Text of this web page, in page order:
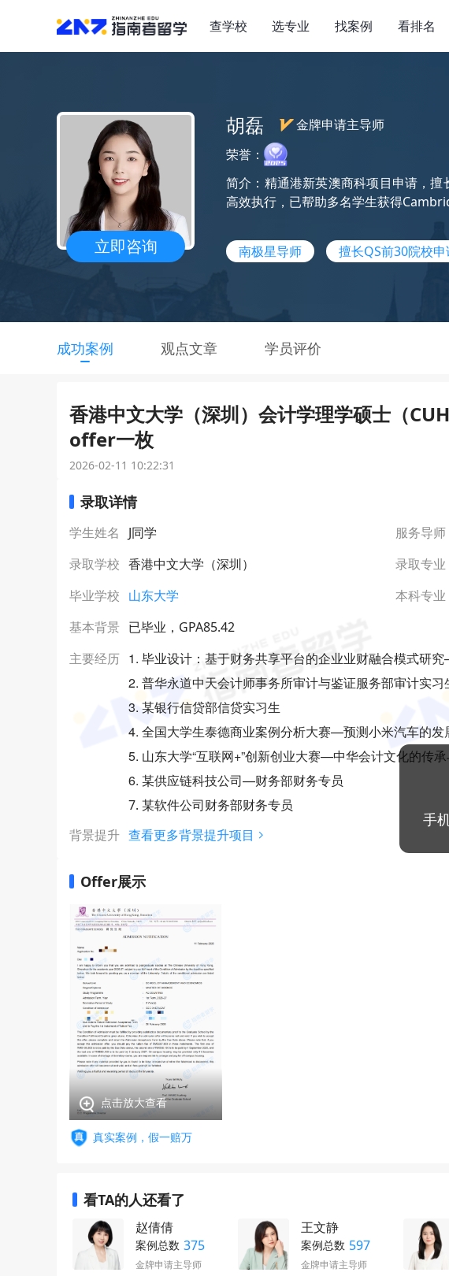
查学校 选专业 找案例 看排名
立即咨询
胡磊
金牌申请主导师
荣誉：
简介：精通港新英澳商科项目申请，
高效执行，已帮助多名学生获得
南极星导师 擅长QS前30院校申
成功案例 观点文章 学员评价
香港中文大学（深圳）会计学理学硕士（
offer一枚
2026-02-11 10:22:31
录取详情
学生姓名 J同学 服务导师
录取学校 香港中文大学（深圳） 录取专业
毕业学校 山东大学 本科专业
基本背景 已毕业，GPA85.42
主要经历 1. 毕业设计：基于财务共享平台的企业业财融合模式研
2. 普华永道中天会计师事务所审计与鉴证服务部审计实习
3. 某银行信贷部信贷实习生
4. 全国大学生泰德商业案例分析大赛—预测小米汽车的
5. 山东大学“互联网+”创新创业大赛—中华会计文化的传
6. 某供应链科技公司—财务部财务专员
7. 某软件公司财务部财务专员
背景提升 查看更多背景提升项目
Offer展示
点击放大查看
真实案例，假一赔万
看TA的人还看了
赵倩倩
案例总数 375
金牌申请主导师
王文静
案例总数 597
金牌申请主导师